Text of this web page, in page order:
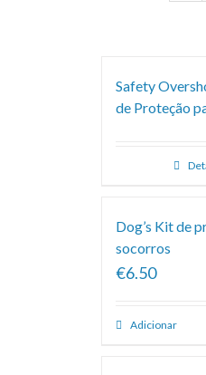
Safety
de Proteção
Dog’s Kit de
socorros
€6.50
Adicionar